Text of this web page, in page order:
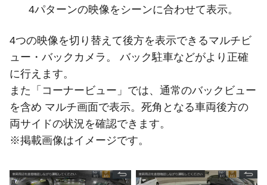
4パターンの映像をシーンに合わせて表示。
4つの映像を切り替えて後方を表示できるマルチビ
ュー・バックカメラ。 バック駐車などがより正確
に行えます。
また「コーナービュー」では、通常のバックビュー
を含め マルチ画面で表示。死角となる車両後方の
両サイドの状況を確認できます。
※掲載画像はイメージです。